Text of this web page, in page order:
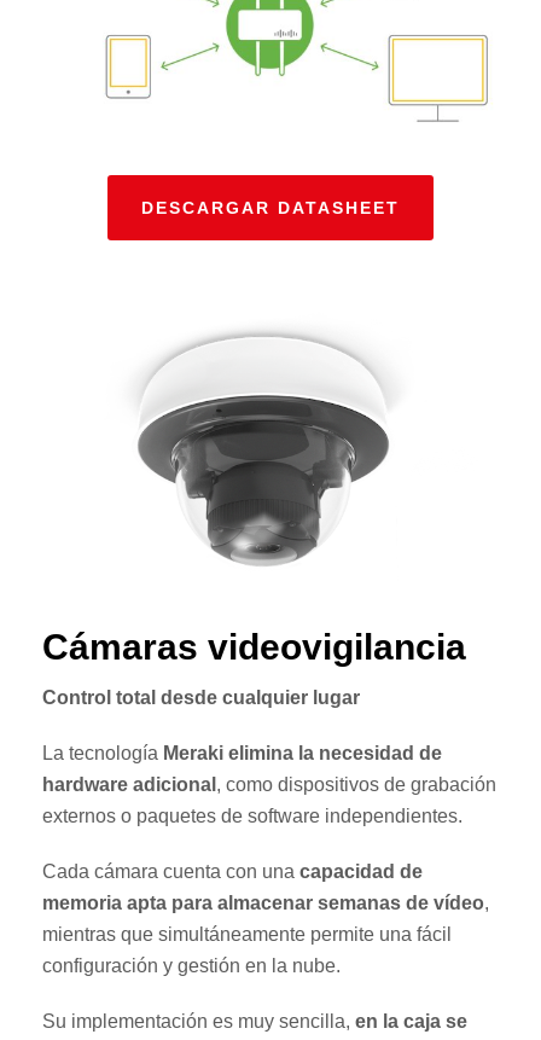
DESCARGAR DATASHEET
Cámaras videovigilancia
Control total desde cualquier lugar
La tecnología Meraki elimina la necesidad de
hardware adicional , como dispositivos de grabación
externos o paquetes de software independientes.
Cada cámara cuenta con una capacidad de
memoria apta para almacenar semanas de vídeo,
mientras que simultáneamente permite una fácil
configuración y gestión en la nube.
Su implementación es muy sencilla, en la caja se